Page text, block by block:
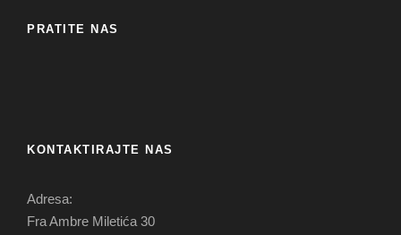
PRATITE NAS
KONTAKTIRAJTE NAS
Adresa:
Fra Ambre Miletića 30